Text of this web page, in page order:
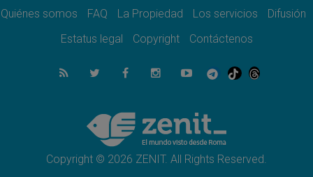
como misión al servicio del Evangelio
SIGNIS 2026, dar voz a las religiosas en el
07.08.2026
Lanzan un proyecto de empoderamiento
Programa oficial del Viaje Apostólico del
Papa León XIV a Francia
Quiénes somos FAQ La Propiedad Los servicios
Difusión
Estatus legal
Copyright Contáctenos
Copyright © 2026 ZENIT. All Rights Reserved.